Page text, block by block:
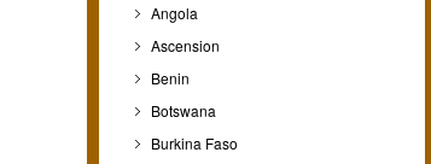
Angola
Ascension
Benin
Botswana
Burkina Faso